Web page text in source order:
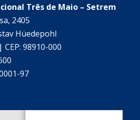
Três de Maio – Setrem
2405
Hüedepohl
98910-000
97